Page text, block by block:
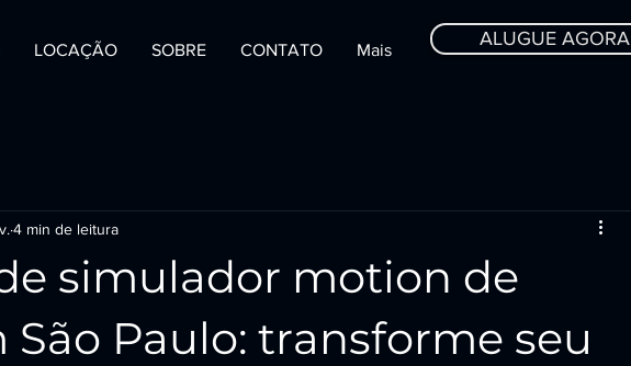
LOCAÇÃO SOBRE CONTATO Mais
ALUGUE AGORA
simulador motion de
São Paulo: transforme seu
4 min de leitura